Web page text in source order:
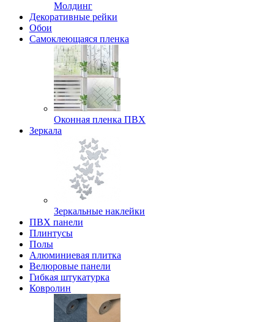
Молдинг
Декоративные рейки
Обои
Самоклеющаяся пленка
Оконная пленка ПВХ
Зеркала
Зеркальные наклейки
ПВХ панели
Плинтусы
Полы
Алюминиевая плитка
Велюровые панели
Гибкая штукатурка
Ковролин